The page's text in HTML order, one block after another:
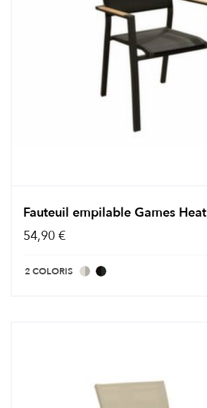
Fauteuil empilable Games Heat
54,90 €
2 COLORIS